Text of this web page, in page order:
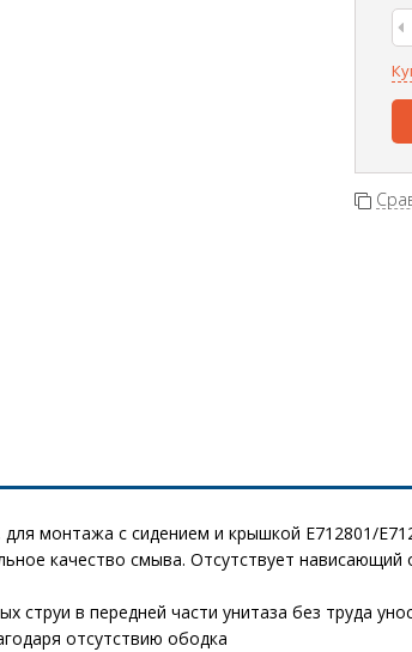
монтажа с сидением и крышкой E712801/
качество смыва. Отсутствует
в передней части унитаза без труда
отсутствию ободка